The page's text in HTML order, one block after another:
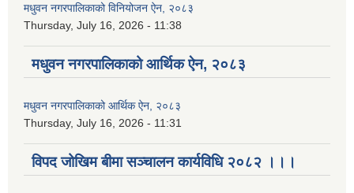
मधुवन नगरपालिकाको विनियोजन ऐन, २०८३
Thursday, July 16, 2026 - 11:38
मधुवन नगरपालिकाको आर्थिक ऐन, २०८३
मधुवन नगरपालिकाको आर्थिक ऐन, २०८३
Thursday, July 16, 2026 - 11:31
विपद जोखिम बीमा सञ्चालन कार्यविधि २०८२ ।।।